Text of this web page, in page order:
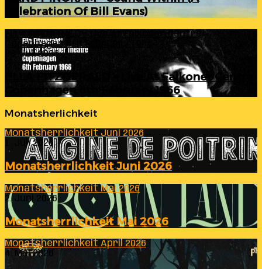
Celebration Of Bill Evans)
ELLA FITZGERALD – Live At Falkoner Centre
Copenhagen 6th February 1966
23. Juli 2026
ELLA FITZGERALD – Live At Falkoner Centre
Copenhagen 6th February 1966
Monatsherlichkeit
Monatsherrlichkeit Juni 2026
1. Juli 2026
Monatsherrlichkeit Juni 2026
Monatsherrlichkeit Mai 2026
2. Juni 2026
Monatsherrlichkeit Mai 2026
Monatsherrlichkeit April 2026
4. Mai 2026